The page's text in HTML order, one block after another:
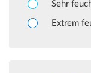
Sehr
Extrem